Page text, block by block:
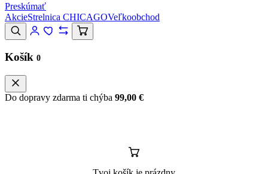
Preskúmať
AkcieStrelnica CHICAGOVeľkoobchod
Košík 0
Do dopravy zdarma ti chýba 99,00 €